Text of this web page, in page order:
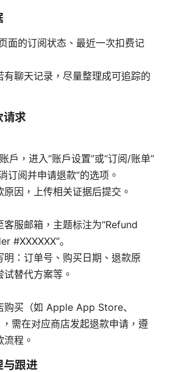
面的订阅状态、最近一次扣费记
有聊天记录，尽量整理成可追踪的
请求
户，进入“账户设置”或“订阅/账单”
订阅并申请退款”的选项。
因，上传相关证据后提交。
客服邮箱，主题标注为“Refund
#XXXXXX”。
明：订单号、购买日期、退款原
替代方案等。
购买（如 Apple App Store、
需在对应商店发起退款申请，遵
程。
跟进